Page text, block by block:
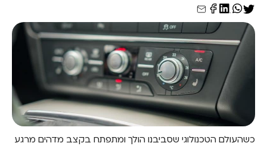
כשהעולם הטכנולוגי שסביבנו הולך ומתפתח בקצב מדהים מרגע